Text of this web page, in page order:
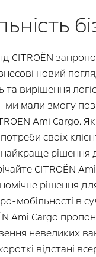
CITROЁN
новий
та вирішення
ми мали змогу
Ami Cargo.
своїх
рішення
CITROЁN
рішення
мобільності в
Ami Cargo
невеликих
відстані